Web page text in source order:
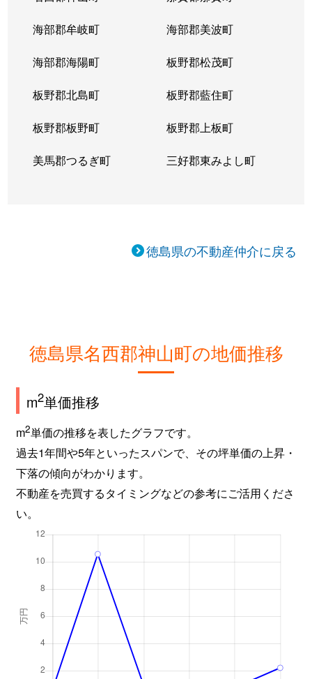
海部郡牟岐町 海部郡美波町
海部郡海陽町 板野郡松茂町
板野郡北島町 板野郡藍住町
板野郡板野町 板野郡上板町
美馬郡つるぎ町 三好郡東みよし町
徳島県の不動産仲介に戻る
徳島県名西郡神山町の地価推移
m2単価推移
m2単価の推移を表したグラフです。
過去1年間や5年といったスパンで、その坪単価の上昇・
下落の傾向がわかります。
不動産を売買するタイミングなどの参考にご活用くださ
い。